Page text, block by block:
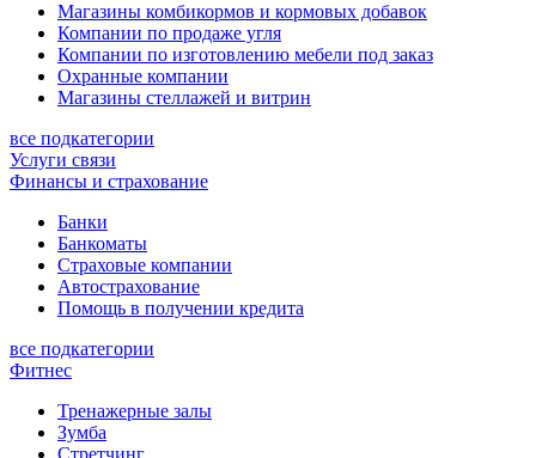
Магазины комбикормов и кормовых добавок
Компании по продаже угля
Компании по изготовлению мебели под заказ
Охранные компании
Магазины стеллажей и витрин
все подкатегории
Услуги связи
Финансы и страхование
Банки
Банкоматы
Страховые компании
Автострахование
Помощь в получении кредита
все подкатегории
Фитнес
Тренажерные залы
Зумба